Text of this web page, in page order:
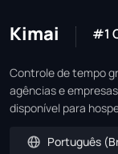
Kimai #1
Controle de tempo
agências e
disponível para
Português